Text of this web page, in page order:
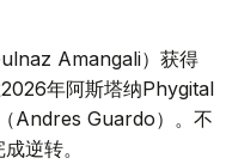
Amangali）获得
年阿斯塔纳Phygital
Andres Guardo）。不
逆转。